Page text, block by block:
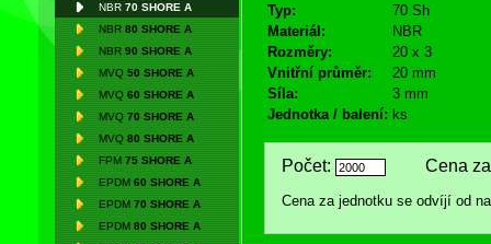
NBR 70 SHORE A
NBR 80 SHORE A
NBR 90 SHORE A
MVQ 50 SHORE A
MVQ 60 SHORE A
MVQ 70 SHORE A
MVQ 80 SHORE A
FPM 75 SHORE A
EPDM 60 SHORE A
EPDM 70 SHORE A
EPDM 80 SHORE A
Typ:
70 Sh
Materiál:
NBR
Rozměry:
20 x 3
Vnitřní průměr:
20 mm
Síla:
3 mm
Jednotka / balení: ks
Počet: Cena za
Cena za jednotku se odvíjí od